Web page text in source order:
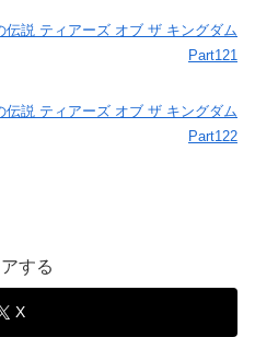
伝説 ティアーズ オブ ザ キングダム
Part121
伝説 ティアーズ オブ ザ キングダム
Part122
する
X